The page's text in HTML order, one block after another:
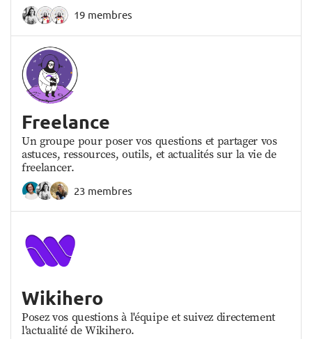
19 membres
Freelance
Un groupe pour poser vos questions et partager vos
astuces, ressources, outils, et actualités sur la vie de
freelancer.
23 membres
Wikihero
Posez vos questions à l'équipe et suivez directement
l'actualité de Wikihero.